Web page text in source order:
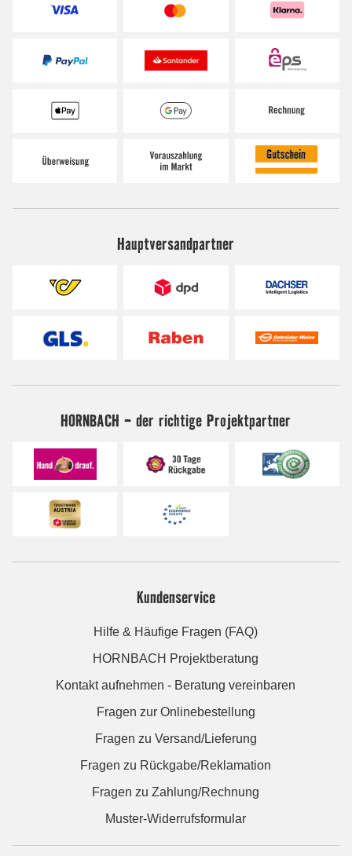
Hauptversandpartner
HORNBACH - der richtige Projektpartner
Kundenservice
Hilfe & Häufige Fragen (FAQ)
HORNBACH Projektberatung
Kontakt aufnehmen - Beratung vereinbaren
Fragen zur Onlinebestellung
Fragen zu Versand/Lieferung
Fragen zu Rückgabe/Reklamation
Fragen zu Zahlung/Rechnung
Muster-Widerrufsformular